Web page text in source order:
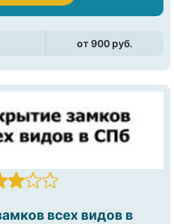
от 900 pуб.
всех видов в